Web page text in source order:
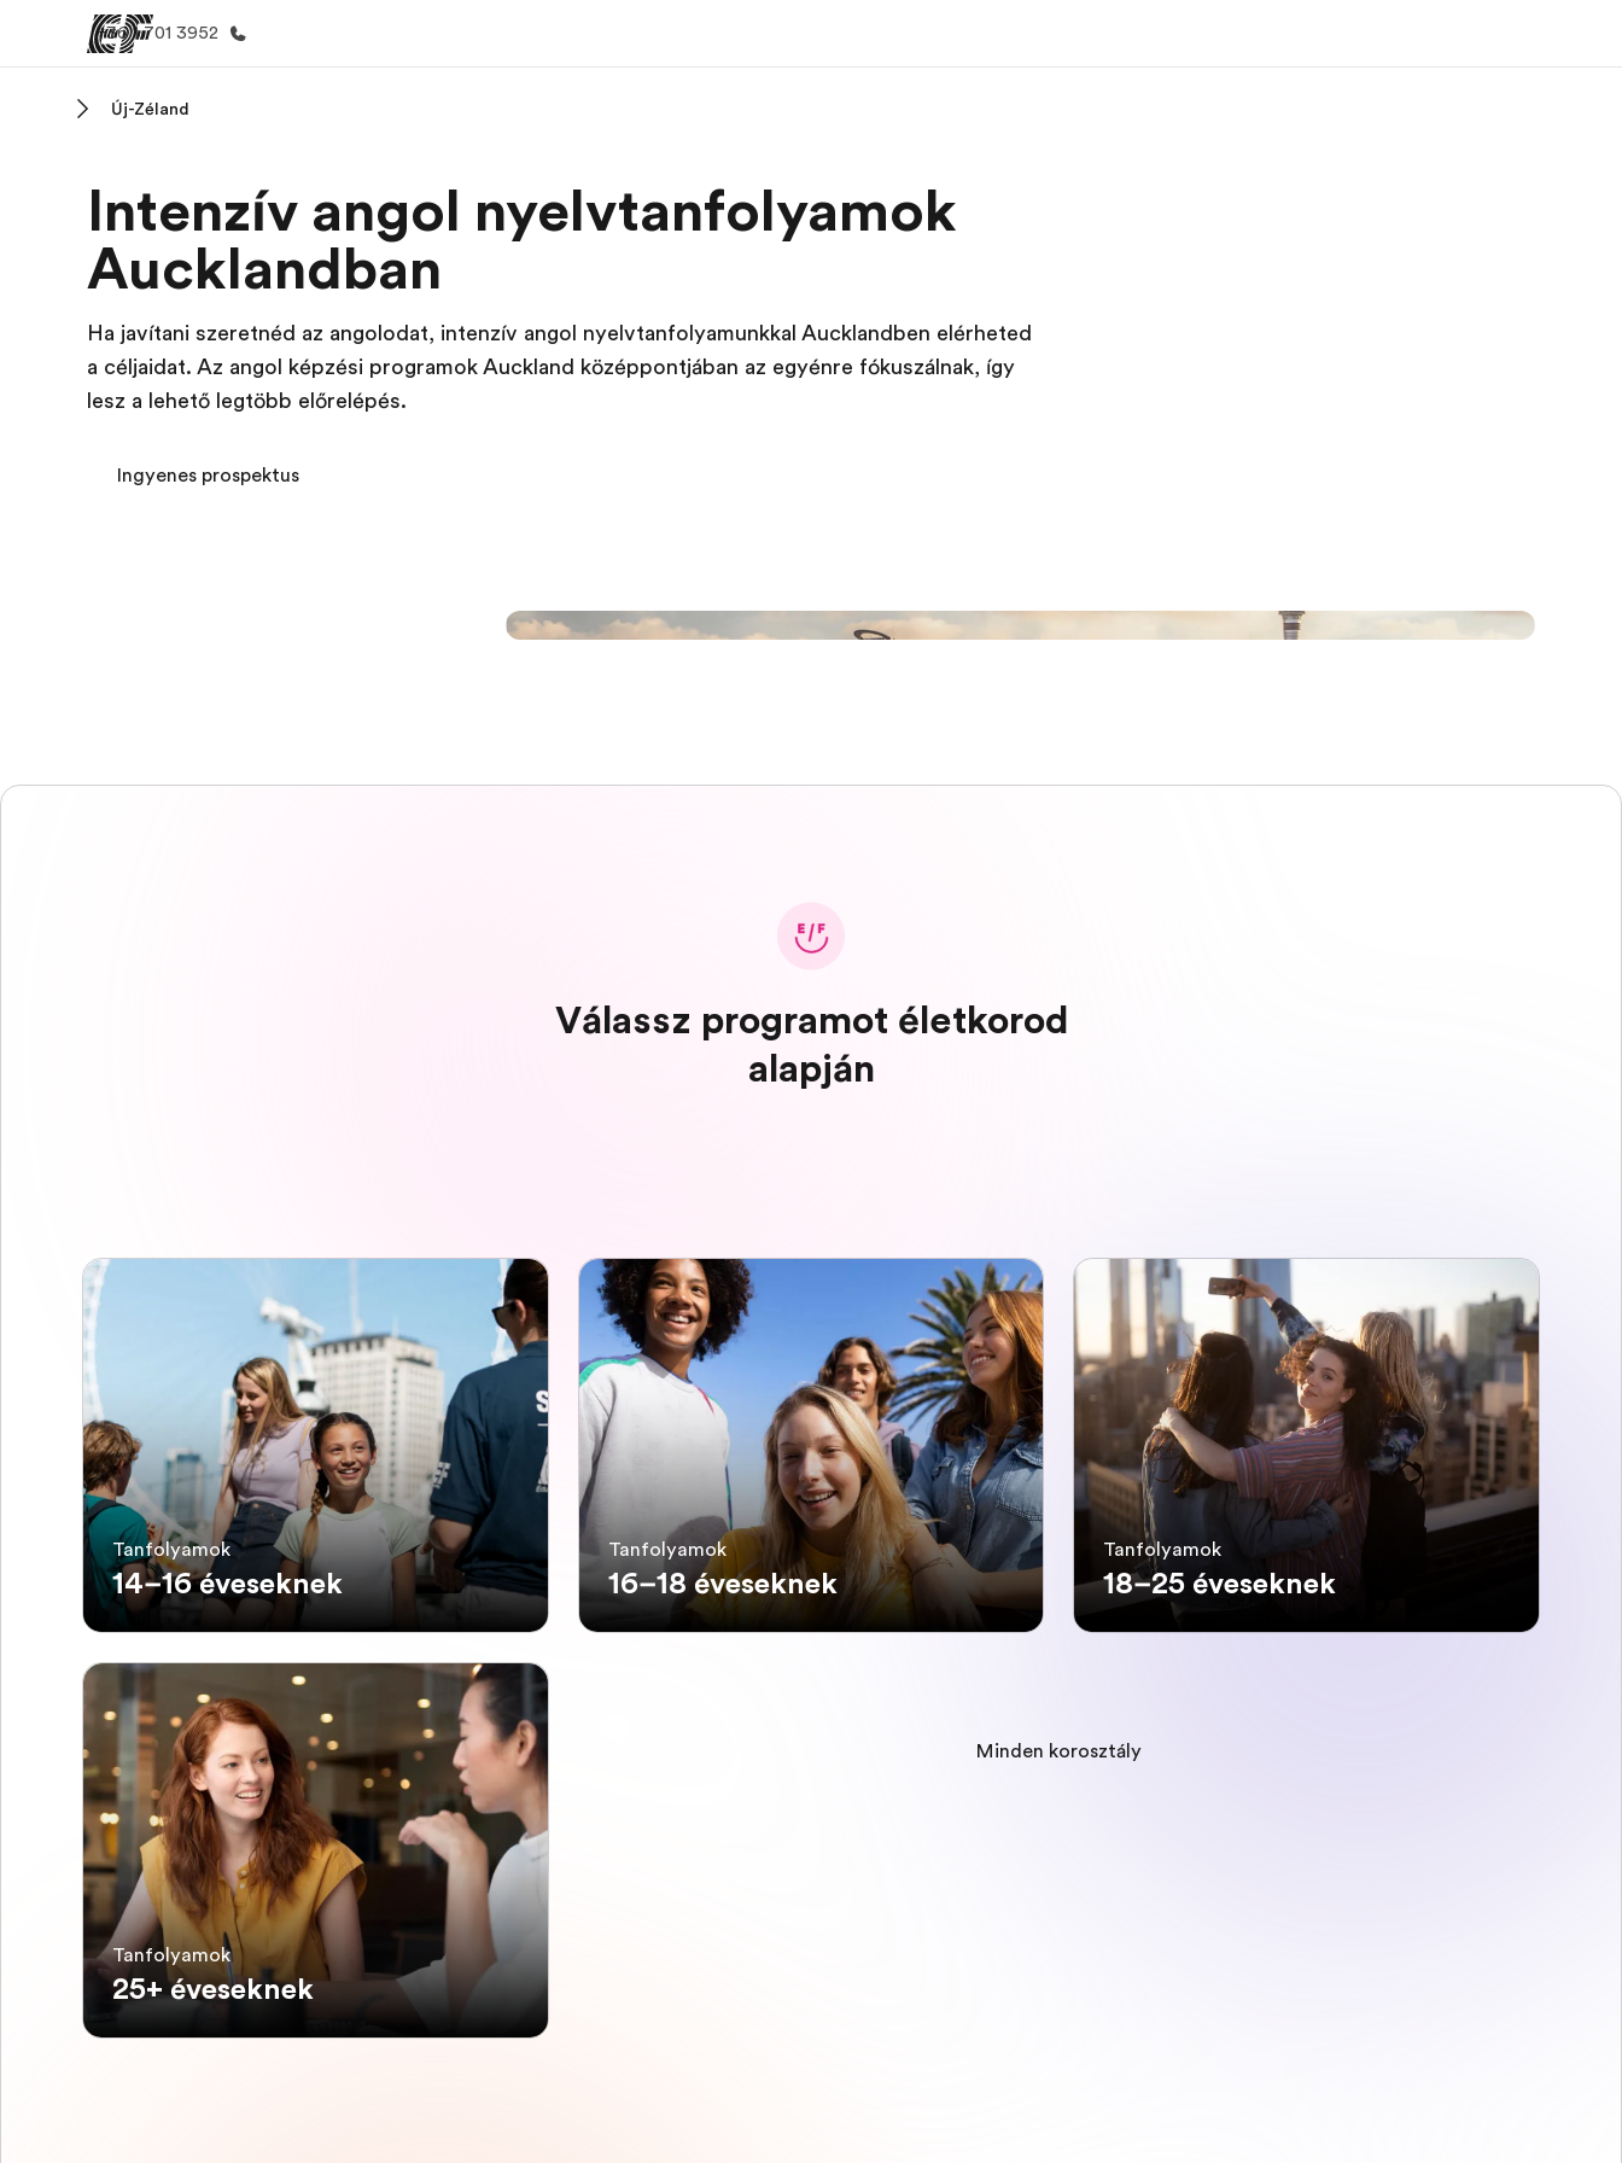
+36 1 701 3952
Üdvözlünk az EF-nél
Az összes EF program
megtekintése
EF iroda a közeledben
Új-Zéland
Intenzív angol nyelvtanfolyamok
Aucklandban
Ha javítani szeretnéd az angolodat, intenzív angol nyelvtanfolyamunkkal Aucklandben elérheted
a céljaidat. Az angol képzési programok Auckland középpontjában az egyénre fókuszálnak, így
lesz a lehető legtöbb előrelépés.
Ingyenes prospektus
Válassz programot életkorod
alapján
Tanfolyamok
14–16 éveseknek
Tanfolyamok
16–18 éveseknek
Tanfolyamok
18–25 éveseknek
Tanfolyamok
25+ éveseknek
Minden korosztály